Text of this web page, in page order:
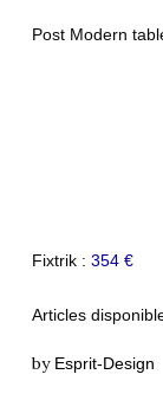
Post Modern
Fixtrik : 354 €
Articles
by Esprit-Design